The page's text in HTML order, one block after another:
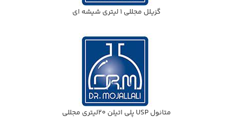
گزيلل مجللي 1 ليتري شيشه اي
متانول USP پلي اتيلن 20ليتري مجللي